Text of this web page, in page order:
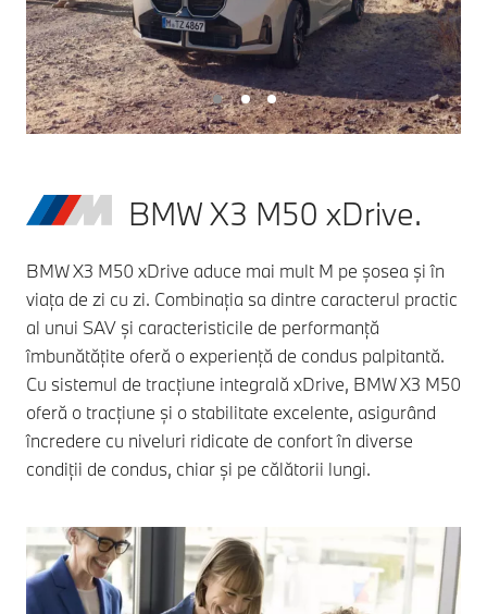
BMW X3 M50 xDrive.
BMW X3 M50 xDrive aduce mai mult M pe șosea și în
viața de zi cu zi. Combinația sa dintre caracterul practic
al unui SAV și caracteristicile de performanță
îmbunătățite oferă o experiență de condus palpitantă.
Cu sistemul de tracțiune integrală xDrive, BMW X3 M50
oferă o tracțiune și o stabilitate excelente, asigurând
încredere cu niveluri ridicate de confort în diverse
condiții de condus, chiar și pe călătorii lungi.